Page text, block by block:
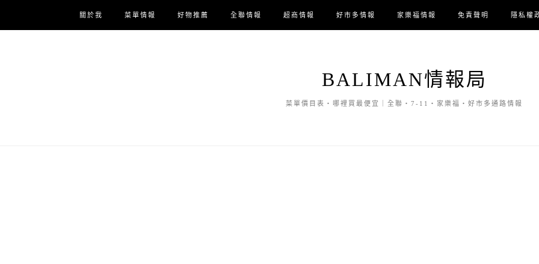
關於我 菜單情報 好物推薦 全聯情報 超商情報 好市多情報 家樂福情報 免責聲明 隱私權
BALIMAN情報局
菜單價目表・哪裡買最便宜｜全聯・7-11・家樂福・好市多通路情報